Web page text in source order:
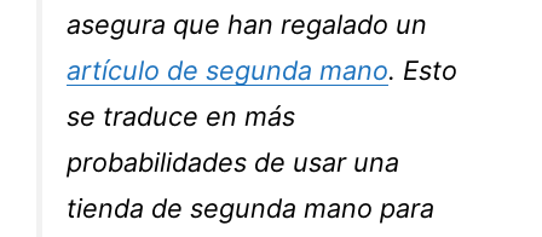
asegura que han regalado un
artículo de segunda mano. Esto
se traduce en más
probabilidades de usar una
tienda de segunda mano para